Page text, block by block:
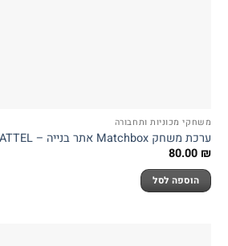
משחקי מכוניות ותחבורה
ערכת משחק Matchbox אתר בנייה – MATTEL
80.00 ₪
הוספה לסל